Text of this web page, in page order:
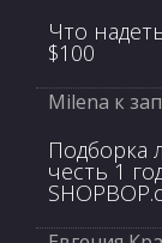
Что
$100
Milena к
Подборка
честь 1